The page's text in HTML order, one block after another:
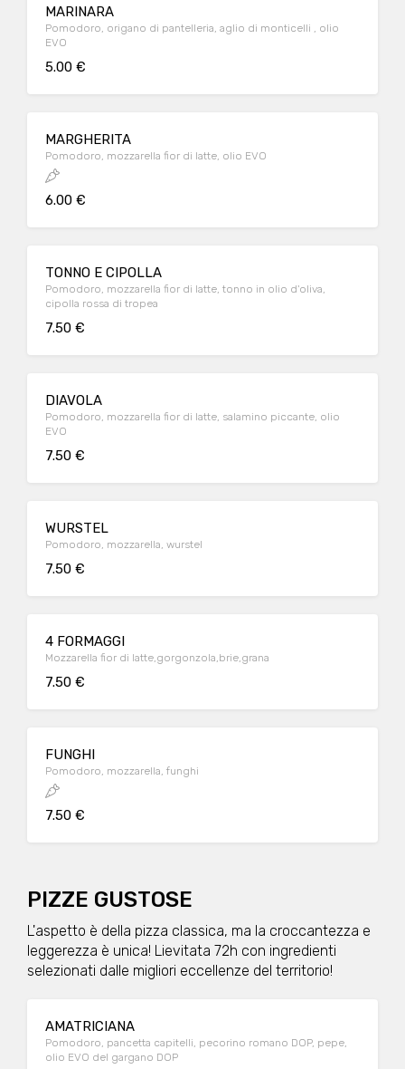
MARINARA
Pomodoro, origano di pantelleria, aglio di monticelli , olio
EVO
5.00 €
MARGHERITA
Pomodoro, mozzarella fior di latte, olio EVO
6.00 €
TONNO E CIPOLLA
Pomodoro, mozzarella fior di latte, tonno in olio d'oliva,
cipolla rossa di tropea
7.50 €
DIAVOLA
Pomodoro, mozzarella fior di latte, salamino piccante, olio
EVO
7.50 €
WURSTEL
Pomodoro, mozzarella, wurstel
7.50 €
4 FORMAGGI
Mozzarella fior di latte,gorgonzola,brie,grana
7.50 €
FUNGHI
Pomodoro, mozzarella, funghi
7.50 €
PIZZE GUSTOSE
L'aspetto è della pizza classica, ma la croccantezza e
leggerezza è unica! Lievitata 72h con ingredienti
selezionati dalle migliori eccellenze del territorio!
AMATRICIANA
Pomodoro, pancetta capitelli, pecorino romano DOP, pepe,
olio EVO del gargano DOP